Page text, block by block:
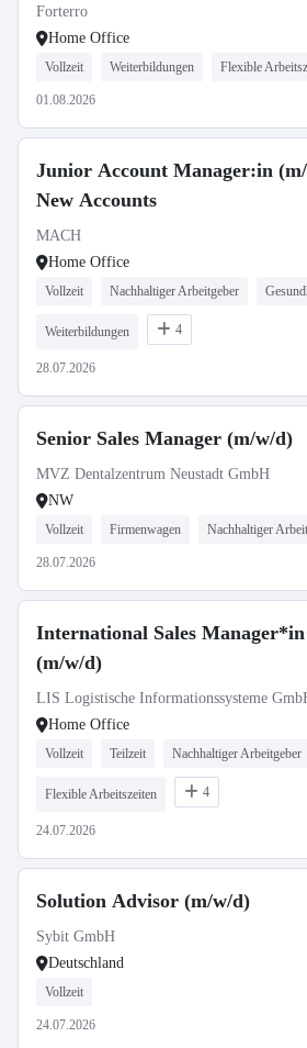
Forterro
Home Office
Vollzeit Weiterbildungen Flexible
01.08.2026
Junior Account Manager:in
New Accounts
MACH
Home Office
Vollzeit Nachhaltiger Arbeitgeber
Weiterbildungen 4
28.07.2026
Senior Sales Manager (m/w/d)
MVZ Dentalzentrum Neustadt GmbH
NW
Vollzeit Firmenwagen Nachhaltiger
28.07.2026
International Sales Manager*in
(m/w/d)
LIS Logistische Informationssysteme
Home Office
Vollzeit Teilzeit Nachhaltiger Arbeitgeber
Flexible Arbeitszeiten 4
24.07.2026
Solution Advisor (m/w/d)
Sybit GmbH
Deutschland
Vollzeit
24.07.2026